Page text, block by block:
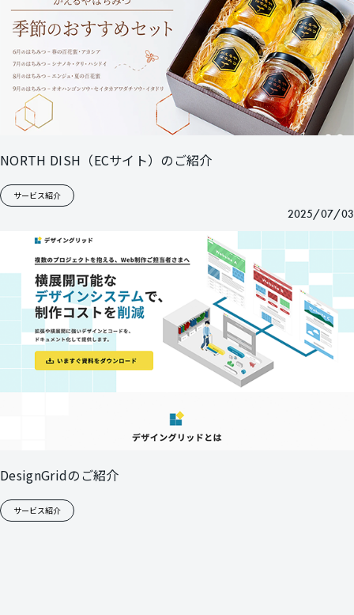
NORTH DISH（ECサイト）のご紹介
サービス紹介
2025/07/03
DesignGridのご紹介
サービス紹介